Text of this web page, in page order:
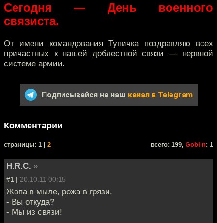
Сегодня — День военного
связиста.
От имени командования Тупичка поздравляю всех
причастных к нашей доблестной связи — нервной
системе армии.
Подписывайся на наш канал в Telegram
Комментарии
cтраницы: 1 | 2 всего: 199, Goblin: 1
H.R.C. »
#1 | 20.10.11 00:15
Жопа в мыле, рожа в грязи.
- Вы откуда?
- Мы из связи!